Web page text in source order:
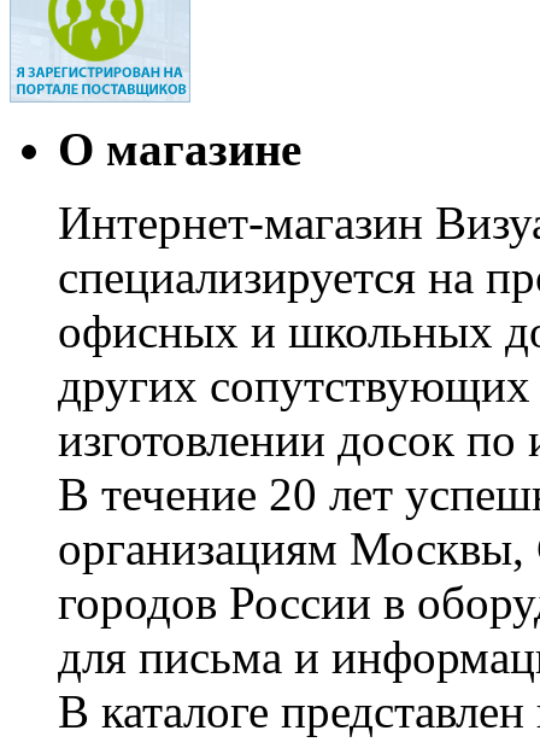
О магазине
Интернет-магазин
специализируется на
офисных и школьных
других сопутствующих
изготовлении досок по
В течение 20 лет
организациям Москвы,
городов России в
для письма и
В каталоге